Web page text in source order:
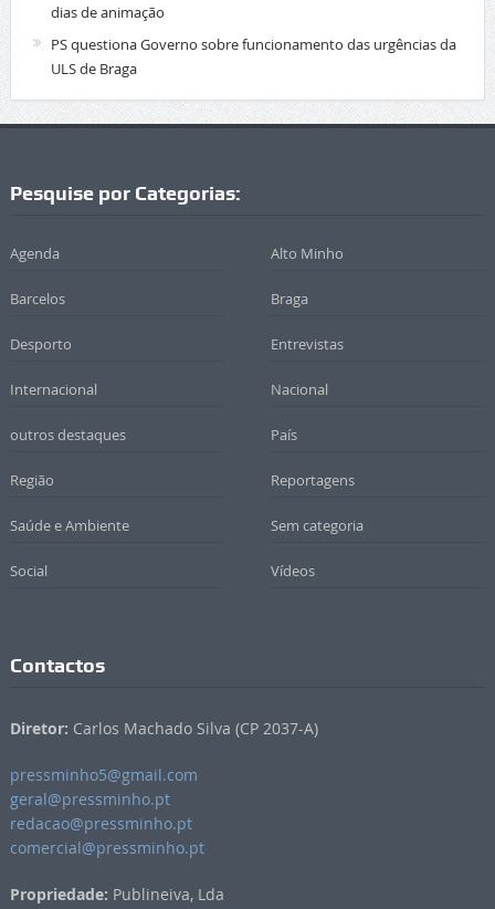
dias de animação
PS questiona Governo sobre funcionamento das urgências da
ULS de Braga
Pesquise por Categorias:
Agenda Alto Minho
Barcelos Braga
Desporto Entrevistas
Internacional Nacional
outros destaques País
Região Reportagens
Saúde e Ambiente Sem categoria
Social Vídeos
Contactos
Diretor: Carlos Machado Silva (CP 2037-A)
pressminho5@gmail.com
geral@pressminho.pt
redacao@pressminho.pt
comercial@pressminho.pt
Propriedade: Publineiva, Lda